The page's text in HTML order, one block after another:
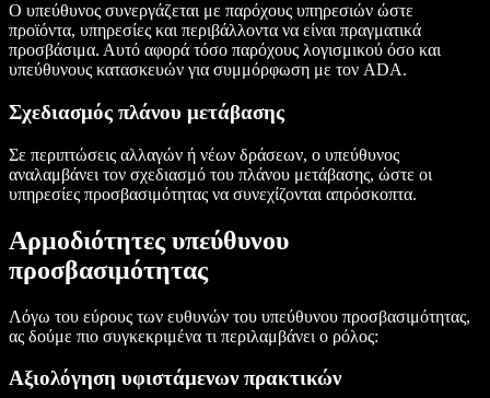
Ο υπεύθυνος συνεργάζεται με παρόχους υπηρεσιών ώστε
προϊόντα, υπηρεσίες και περιβάλλοντα να είναι πραγματικά
προσβάσιμα. Αυτό αφορά τόσο παρόχους λογισμικού όσο και
υπεύθυνους κατασκευών για συμμόρφωση με τον ADA.
Σχεδιασμός πλάνου μετάβασης
Σε περιπτώσεις αλλαγών ή νέων δράσεων, ο υπεύθυνος
αναλαμβάνει τον σχεδιασμό του πλάνου μετάβασης, ώστε οι
υπηρεσίες προσβασιμότητας να συνεχίζονται απρόσκοπτα.
Αρμοδιότητες υπεύθυνου
προσβασιμότητας
Λόγω του εύρους των ευθυνών του υπεύθυνου προσβασιμότητας,
ας δούμε πιο συγκεκριμένα τι περιλαμβάνει ο ρόλος:
Αξιολόγηση υφιστάμενων πρακτικών